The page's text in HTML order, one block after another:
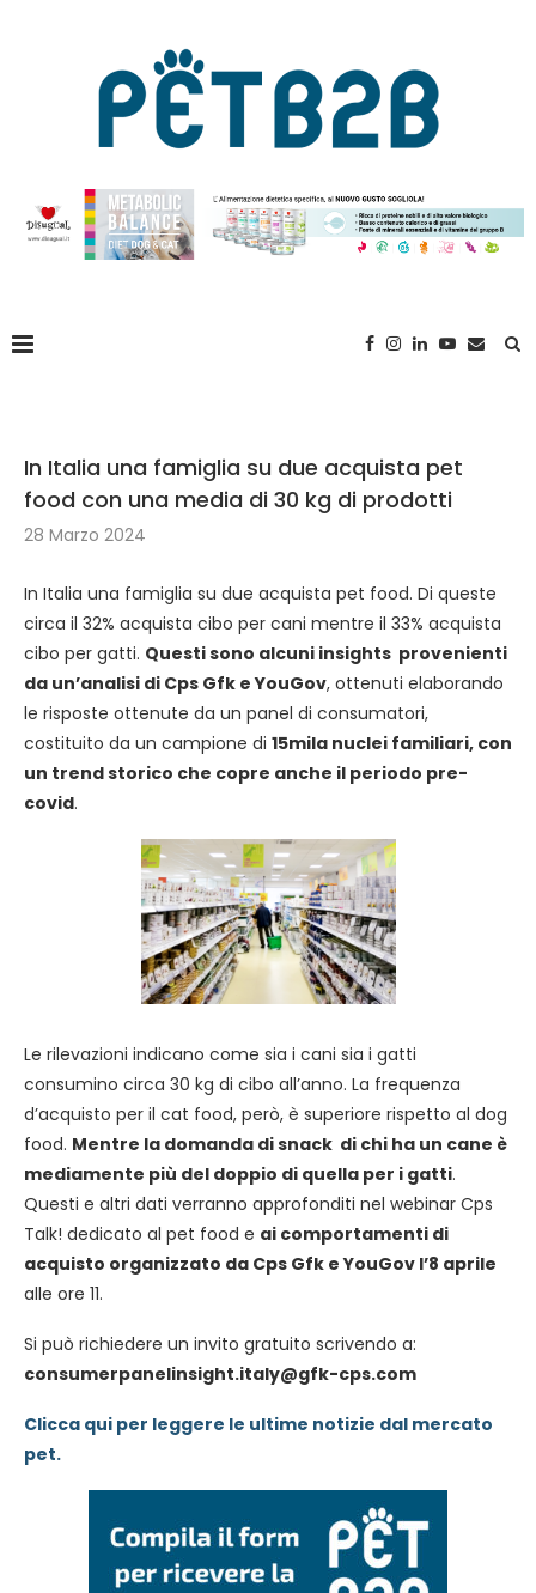
In Italia una famiglia su due acquista pet
food con una media di 30 kg di prodotti
28 Marzo 2024
In Italia una famiglia su due acquista pet food. Di queste
circa il 32% acquista cibo per cani mentre il 33% acquista
cibo per gatti. Questi sono alcuni insights provenienti
da un’analisi di Cps Gfk e YouGov, ottenuti elaborando
le risposte ottenute da un panel di consumatori,
costituito da un campione di 15mila nuclei familiari, con
un trend storico che copre anche il periodo pre-
covid.
Le rilevazioni indicano come sia i cani sia i gatti
consumino circa 30 kg di cibo all’anno. La frequenza
d’acquisto per il cat food, però, è superiore rispetto al dog
food. Mentre la domanda di snack di chi ha un cane è
mediamente più del doppio di quella per i gatti.
Questi e altri dati verranno approfonditi nel webinar Cps
Talk! dedicato al pet food e ai comportamenti di
acquisto organizzato da Cps Gfk e YouGov l’8 aprile
alle ore 11.
Si può richiedere un invito gratuito scrivendo a:
consumerpanelinsight.italy@gfk-cps.com
Clicca qui per leggere le ultime notizie dal mercato
pet.